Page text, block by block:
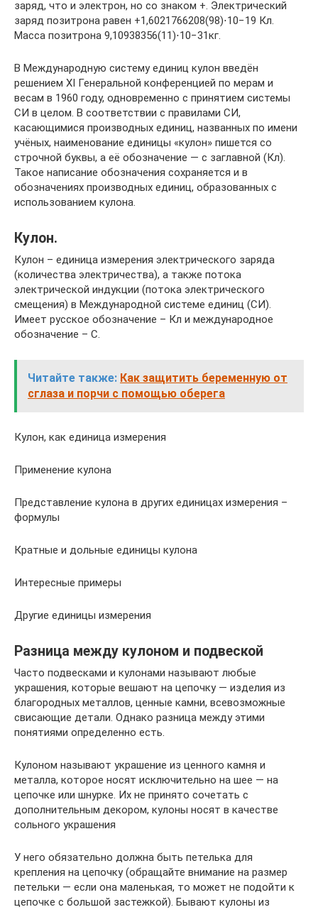
заряд, что и электрон, но со знаком +. Электрический
заряд позитрона равен +1,6021766208(98)⋅10−19 Кл.
Масса позитрона 9,10938356(11)⋅10−31кг.
В Международную систему единиц кулон введён
решением XI Генеральной конференцией по мерам и
весам в 1960 году, одновременно с принятием системы
СИ в целом. В соответствии с правилами СИ,
касающимися производных единиц, названных по имени
учёных, наименование единицы «кулон» пишется со
строчной буквы, а её обозначение — с заглавной (Кл).
Такое написание обозначения сохраняется и в
обозначениях производных единиц, образованных с
использованием кулона.
Кулон.
Кулон – единица измерения электрического заряда
(количества электричества), а также потока
электрической индукции (потока электрического
смещения) в Международной системе единиц (СИ).
Имеет русское обозначение – Кл и международное
обозначение – C.
Читайте также: Как защитить беременную от
сглаза и порчи с помощью оберега
Кулон, как единица измерения
Применение кулона
Представление кулона в других единицах измерения –
формулы
Кратные и дольные единицы кулона
Интересные примеры
Другие единицы измерения
Разница между кулоном и подвеской
Часто подвесками и кулонами называют любые
украшения, которые вешают на цепочку — изделия из
благородных металлов, ценные камни, всевозможные
свисающие детали. Однако разница между этими
понятиями определенно есть.
Кулоном называют украшение из ценного камня и
металла, которое носят исключительно на шее — на
цепочке или шнурке. Их не принято сочетать с
дополнительным декором, кулоны носят в качестве
сольного украшения
У него обязательно должна быть петелька для
крепления на цепочку (обращайте внимание на размер
петельки — если она маленькая, то может не подойти к
цепочке с большой застежкой). Бывают кулоны из